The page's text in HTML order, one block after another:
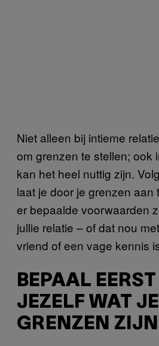
Niet alleen bij intieme
om grenzen te stellen; ook
kan het heel nuttig zijn.
laat je door je grenzen aan
er bepaalde voorwaarden
jullie relatie – of dat nou
vriend of een vage kennis
BEPAAL
JEZELF WAT JE
GRENZEN ZIJN